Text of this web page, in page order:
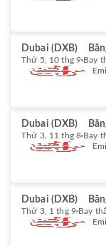
Dubai (DXB)
Thứ 5, 10 thg 9 Bay
Dubai (DXB)
Thứ 3, 11 thg 8 Bay
Dubai (DXB)
Thứ 3, 1 thg 9 Bay